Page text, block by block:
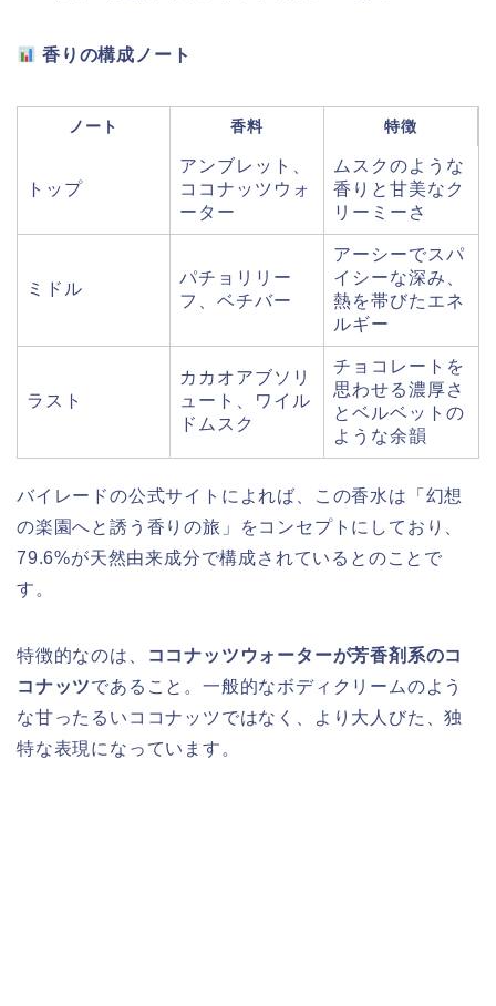
香りの構成ノート
ノート 香料 特徴
トップ
アンブレット、
ココナッツウォ
ーター
ムスクのような
香りと甘美なク
リーミーさ
ミドル
パチョリリー
フ、ベチバー
アーシーでスパ
イシーな深み、
熱を帯びたエネ
ルギー
ラスト
カカオアブソリ
ュート、ワイル
ドムスク
チョコレートを
思わせる濃厚さ
とベルベットの
ような余韻
バイレードの公式サイトによれば、この香水は「幻想
の楽園へと誘う香りの旅」をコンセプトにしており、
79.6%が天然由来成分で構成されているとのことで
す。
特徴的なのは、
ココナッツウォーターが芳香剤系のコ
コナッツであること。一般的なボディクリームのよう
な甘ったるいココナッツではなく、より大人びた、独
特な表現になっています。